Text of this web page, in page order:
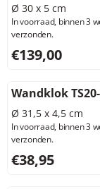
Ø 30 x 5 cm
In voorraad, binnen 3
verzonden.
Prijs: 139,00,
€139,00
Wandklok TS20-
Ø 31,5 x 4,5 cm
In voorraad, binnen 3
verzonden.
Prijs: 38,95,
€38,95